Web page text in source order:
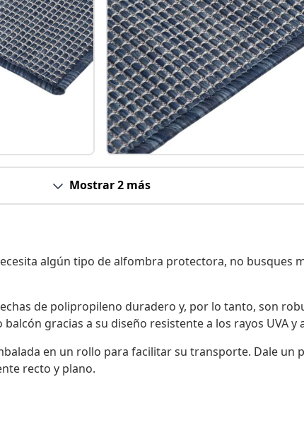
Mostrar 2 más
algún tipo de alfombra protectora, no busques
de polipropileno duradero y, por lo tanto, son
gracias a su diseño resistente a los rayos UVA y
en un rollo para facilitar su transporte. Dale un
recto y plano.